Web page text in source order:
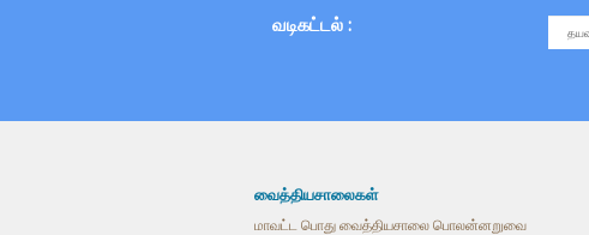
வடிகட்டல் :
வைத்தியசாலைகள்
மாவட்ட பொது வைத்தியசாலை பொலன்னறுவை